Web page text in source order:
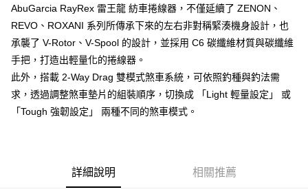
１．透過由恩沛科技股份有限公司提供之「AFTEE先享後付」服務完成之交
權轉讓予恩沛科技股份有限公司。
２．關於個人資料處理事宜，請瀏覽以下網址：
https://aftee.tw/terms/#terms3
３．未成年的使用者請事先徵得法定代理人或監護人之同意方可使用
「AFTEE先享後付」，若未經同意申辦者引起之損失，本公司不負相關責
任。
４．使用「AFTEE先享後付」時，將依據個別帳號之用戶狀況，依本公司即
時審查核予不同之上限額度；若仍有額度不足之情形，本公司將視審查結果
一般宅配（門市自取請勿下單，請聯繫客服）
每筆NT$100，滿NT$2,000(含以上)免運費
離島一般宅配
每筆NT$200，滿NT$2,000(含以上)免運費
貨到付款（門市自取請勿下單，請聯繫客服）
每筆NT$200，滿NT$3,000(含以上)免運費
AbuGarcia RayRex 雷王龍 紡車捲線器，不僅延續了 ZENON、
REVO、ROXANI 系列所傳承下來的左右非對稱緊湊機身設計，也
承襲了 V-Rotor、V-Spool 的設計，並採用 C6 碳纖維材質與碳纖維
手把，打造出輕量化的捲線器。
此外，搭載 2-Way Drag 雙模式煞車系統，可依照釣種與釣法需
求，透過調整煞車墊片的組裝順序，切換成 「Light 輕量設定」 或
「Tough 強韌設定」 兩種不同的煞車模式。
詳細說明 相關推薦